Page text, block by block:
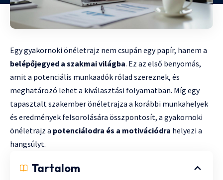
Egy gyakornoki önéletrajz nem csupán egy papír, hanem a
belépőjegyed a szakmai világba. Ez az első benyomás,
amit a potenciális munkaadók rólad szereznek, és
meghatározó lehet a kiválasztási folyamatban. Míg egy
tapasztalt szakember önéletrajza a korábbi munkahelyek
és eredmények felsorolására összpontosít, a gyakornoki
önéletrajz a potenciálodra és a motivációdra helyezi a
hangsúlyt.
Tartalom